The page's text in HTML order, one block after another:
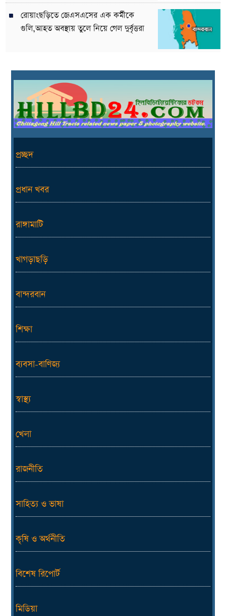
রোয়াংছড়িতে জেএসএসের এক কর্মীকে
গুলি,আহত অবস্থায় তুলে নিয়ে গেল দুর্বৃত্তরা
প্রচ্ছদ
প্রধান খবর
রাঙ্গামাটি
খাগড়াছড়ি
বান্দরবান
শিক্ষা
ব্যবসা-বাণিজ্য
স্বাস্থ্য
খেলা
রাজনীতি
সাহিত্য ও ভাষা
কৃষি ও অর্থনীতি
বিশেষ রিপোর্ট
মিডিয়া